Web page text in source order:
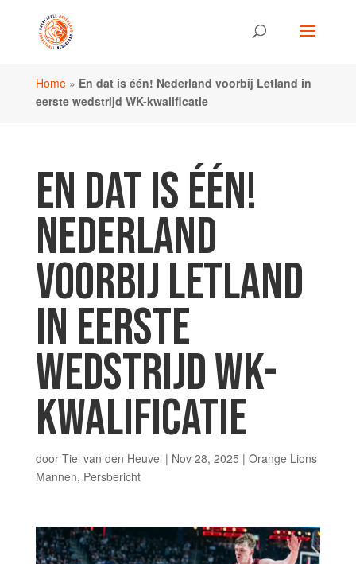
Home» En dat is één! Nederland voorbij Letland in
eerste wedstrijd WK-kwalificatie
EN DAT IS ÉÉN!
NEDERLAND
VOORBIJ LETLAND
IN EERSTE
WEDSTRIJD WK-
KWALIFICATIE
door Tiel van den Heuvel | Nov 28, 2025 | Orange Lions
Mannen, Persbericht